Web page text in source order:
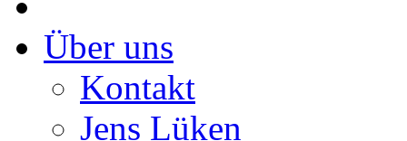
Über uns
Kontakt
Jens Lüken